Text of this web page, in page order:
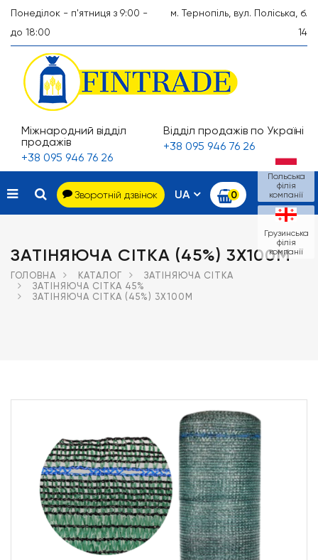
Польська
філія
компанії
Грузинська
філія
компанії
Понеділок - п'ятниця з 9:00 -
до 18:00
м. Тернопіль, вул. Поліська, б.
14
Міжнародний відділ
продажів
+38 095 946 76 26
Відділ продажів по Україні
+38 095 946 76 26
Зворотній дзвінок UA 0
ЗАТІНЯЮЧА СІТКА (45%) 3Х100М
ГОЛОВНА КАТАЛОГ
ЗАТІНЯЮЧА СІТКА
ЗАТІНЯЮЧА СІТКА 45%
ЗАТІНЯЮЧА СІТКА (45%) 3Х100М